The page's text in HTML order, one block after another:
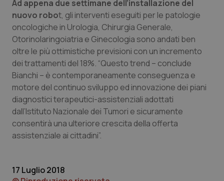
Provincia Autonoma di Trento
Puglia
Sardegna
Sicilia
Toscana
Ipertensione & Scompenso
Malattie rare
Malattia di Crohn & Rettocolite Ulcerosa
Neuroscienze & patologie neurodegenerative
Obesità
Ad appena due settimane dell’installazione del
nuovo robot, gli interventi eseguiti per le patologie
oncologiche in Urologia, Chirurgia Generale,
Otorinolaringoiatria e Ginecologia sono andati ben
oltre le più ottimistiche previsioni con un incremento
dei trattamenti del 18%. “Questo trend – conclude
Bianchi – è contemporaneamente conseguenza e
motore del continuo sviluppo ed innovazione dei piani
diagnostici terapeutici-assistenziali adottati
dall’Istituto Nazionale dei Tumori e sicuramente
consentirà una ulteriore crescita della offerta
assistenziale ai cittadini”.
17 Luglio 2018